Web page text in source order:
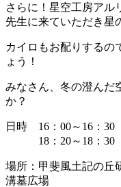
さらに！星空工房アル
先生に来ていただき星
カイロもお配りするの
ょう！
みなさん、冬の澄んだ
か？
日時 16：00～16：30
18：20～18：30
場所：甲斐風土記の
溝墓広場